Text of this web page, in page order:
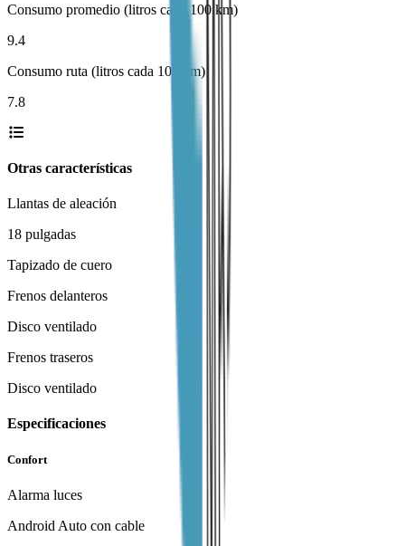
Consumo promedio (litros cada 100 km)
9.4
Consumo ruta (litros cada 100 km)
7.8
Otras características
Llantas de aleación
18 pulgadas
Tapizado de cuero
Frenos delanteros
Disco ventilado
Frenos traseros
Disco ventilado
Especificaciones
Confort
Alarma luces
Android Auto con cable